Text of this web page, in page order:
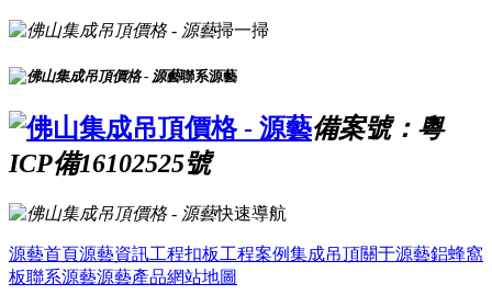
掃一掃
聯系源藝
備案號：粵
ICP備16102525號
快速導航
源藝首頁源藝資訊工程扣板工程案例集成吊頂關于源藝鋁蜂窩
板聯系源藝源藝產品網站地圖